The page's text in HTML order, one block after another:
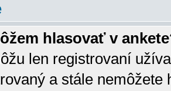
hlasovať v
len registrovaní
a stále